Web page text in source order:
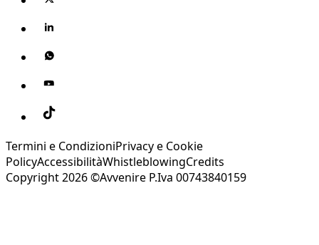
Termini e CondizioniPrivacy e Cookie
PolicyAccessibilitàWhistleblowingCredits
Copyright 2026 ©Avvenire P.Iva 00743840159